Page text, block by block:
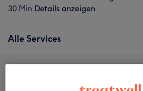
30 Min.Details anzeigen
Alle Services